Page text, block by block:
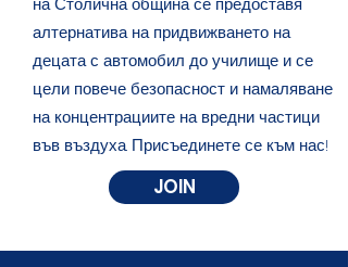
алтернатива на придвижването на
децата с автомобил до училище и се
цели повече безопасност и намаляване
на концентрациите на вредни частици
във въздуха. Присъединете се към нас!
JOIN